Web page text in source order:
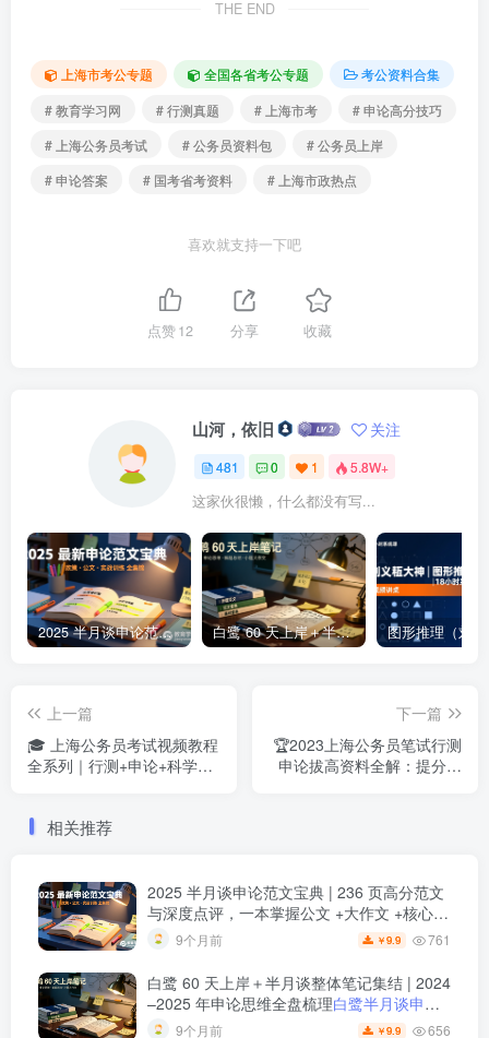
THE END
上海市考公专题 全国各省考公专题
考公资料合集
# 教育学习网
# 行测真题 # 上海市考
# 申论高分技巧
# 上海公务员考试
# 公务员资料包
# 公务员上岸
# 申论答案
# 国考省考资料 # 上海市政热点
喜欢就支持一下吧
点赞12 分享 收藏
山河，依旧 关注
481 0 1 5.8W+
这家伙很懒，什么都没有写...
2025 半月谈申论范文宝典 | 236 页高分范文与深度点评，一本掌握公文 +大作文 +核心主题2025 半月谈申论范文宝典：236 页范文 + 实战训练 +高分模板 白鹭 60 天上岸＋半月谈整体笔记集结 | 2024–2025 年申论思维全盘梳理白鹭半月谈申论笔记全集：60天上岸＋大作文＋小题＋解题总结
上一篇
🎓 上海公务员考试视频教程
全系列｜行测+申论+科学推
下一篇
🏆2023上海公务员笔试行测
申论拔高资料全解：提分必
相关推荐
2025 半月谈申论范文宝典 | 236 页高分范文
与深度点评，一本掌握公文 +大作文 +核心主
题 2025 半月谈申论范文宝典：236 页范文 +
实战训练 +高分模板
9个月前 ￥9.9 761
白鹭 60 天上岸＋半月谈整体笔记集结 | 2024
–2025 年申论思维全盘梳理白鹭半月谈申论
笔记全集：60天上岸＋大作文＋小题＋解题
9个月前 ￥9.9 656